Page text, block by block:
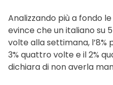
Analizzando più a fondo
evince che un italiano su
volte alla settimana,
3% quattro volte e il 2%
dichiara di non averla